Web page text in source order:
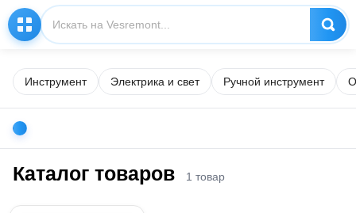
Инструмент Электрика и свет Ручной инструмент
Каталог товаров 1 товар